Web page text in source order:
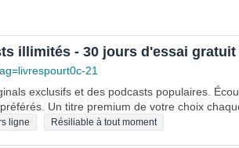
illimités - 30 jours d'essai gratuit
21
exclusifs et des podcasts populaires.
Un titre premium de votre choix
ligne Résiliable à tout moment